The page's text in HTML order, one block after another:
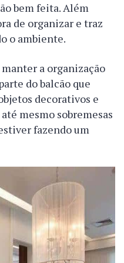
bem feita. Além
de organizar e traz
o ambiente.
a organização
do balcão que
decorativos e
mesmo sobremesas
fazendo um